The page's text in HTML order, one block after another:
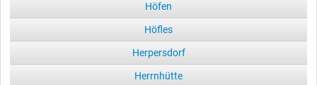
Höfen
Höfles
Herpersdorf
Herrnhütte